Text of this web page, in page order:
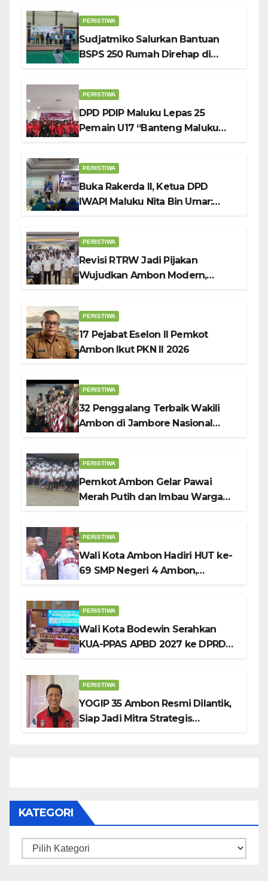
PERISTIWA
Sudjatmiko Salurkan Bantuan
BSPS 250 Rumah Direhap di
PERISTIWA
DPD PDIP Maluku Lepas 25
Pemain U17 “Banteng Maluku
PERISTIWA
Buka Rakerda II, Ketua DPD
IWAPI Maluku Nita Bin Umar:
PERISTIWA
Revisi RTRW Jadi Pijakan
Wujudkan Ambon Modern,
PERISTIWA
17 Pejabat Eselon II Pemkot
Ambon Ikut PKN II 2026
PERISTIWA
32 Penggalang Terbaik Wakili
Ambon di Jambore Nasional
PERISTIWA
Pemkot Ambon Gelar Pawai
Merah Putih dan Imbau Warga
PERISTIWA
Wali Kota Ambon Hadiri HUT ke-
69 SMP Negeri 4 Ambon,
PERISTIWA
Wali Kota Bodewin Serahkan
KUA-PPAS APBD 2027 ke DPRD
PERISTIWA
YOGIP 35 Ambon Resmi Dilantik,
Siap Jadi Mitra Strategis
KATEGORI
Kategori